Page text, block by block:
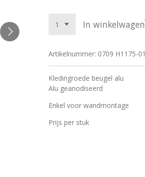
In winkelwagen
Artikelnummer: 0709 H1175-01
Kledingroede beugel alu
Alu geanodiseerd
Enkel voor wandmontage
Prijs per stuk